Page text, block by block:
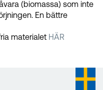
(biomassa) som inte
En bättre
materialet HÄR